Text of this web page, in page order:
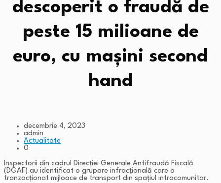
descoperit o fraudă de
peste 15 milioane de
euro, cu mașini second
hand
decembrie 4, 2023
admin
Actualitate
0
Inspectorii din cadrul Direcției Generale Antifraudă Fiscală
(DGAF) au identificat o grupare infracțională care a
tranzacționat mijloace de transport din spațiul intracomunitar.